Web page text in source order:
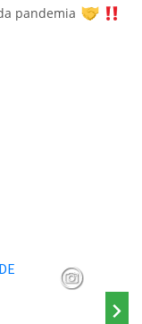
pandemia
PONTE